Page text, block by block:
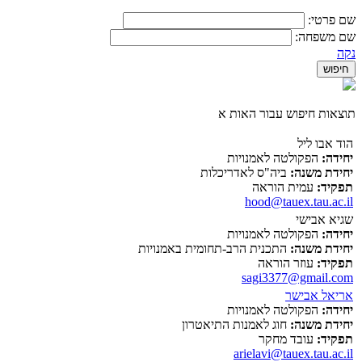
שם פרטי:
שם משפחה:
נקה
תוצאות חיפוש עבור האות א
הוד אבו ליל
יחידה: הפקולטה לאמנויות
יחידת משנה: ביה"ס לאדריכלות
תפקיד: עמית הוראה
hood@tauex.tau.ac.il
שגיא אבישי
יחידה: הפקולטה לאמנויות
יחידת משנה: התכנית הרב-תחומית באמנויות
תפקיד: עוזר הוראה
sagi3377@gmail.com
אריאל אבישר
יחידה: הפקולטה לאמנויות
יחידת משנה: חוג לאמנות התיאטרון
תפקיד: עובד מחקר
arielavi@tauex.tau.ac.il